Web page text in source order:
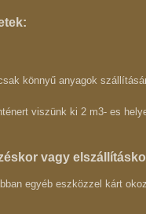
könnyű anyagok
viszünk ki 2 m3- es
vagy
egyéb eszközzel kárt